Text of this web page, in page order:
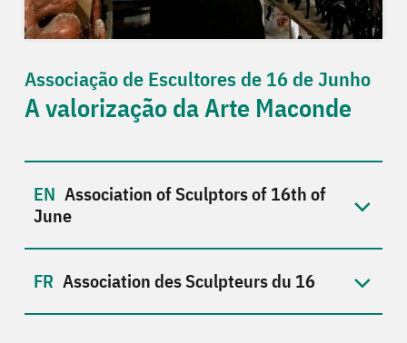
Associação de Escultores de 16 de Junho
A valorização da Arte Maconde
Association of Sculptors of 16th of
June
Association des Sculpteurs du 16